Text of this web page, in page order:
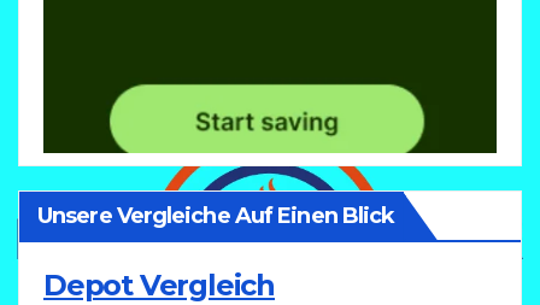
Unsere Vergleiche Auf Einen Blick
Depot Vergleich